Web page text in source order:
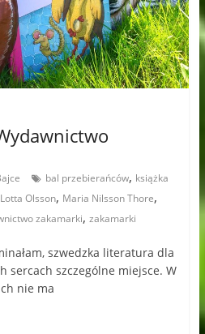
bal przebierańców, książka
Lotta Olsson, Maria Nilsson Thore,
zakamarki, zakamarki
szwedzka literatura dla
sercach szczególne miejsce. W
nie ma